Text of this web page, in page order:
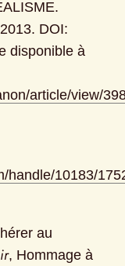
DOI:
disponible à
article/view/
handle/10183/
au
, Hommage à